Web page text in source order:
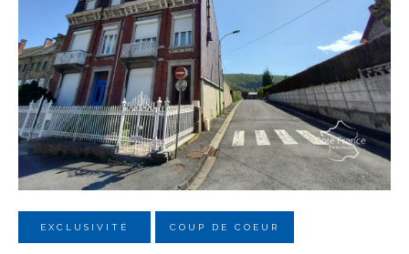
EXCLUSIVITÉ COUP DE COEUR
Budget
Budget
Surface
Surface
Pièces
Référence